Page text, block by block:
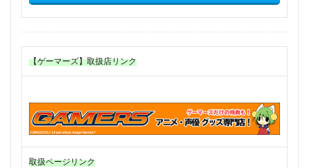
【ゲーマーズ】取扱店リンク
取扱ページリンク